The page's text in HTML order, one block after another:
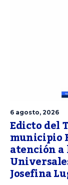
6 agosto, 2026
Edicto del
municipio
atención a
Josefina